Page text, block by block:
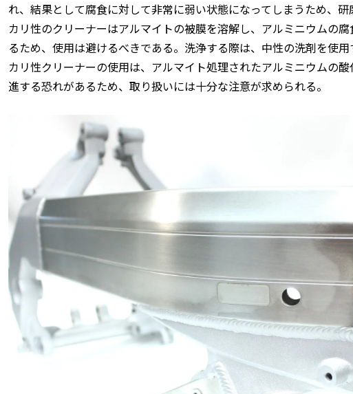
れ、結果として腐食に対して非常に弱い状態になってしまうため、
カリ性のクリーナーはアルマイトの被膜を溶解し、アルミニウムの
るため、使用は避けるべきである。洗浄する際は、中性の洗剤を使
カリ性クリーナーの使用は、アルマイト処理されたアルミニウムの
進する恐れがあるため、取り扱いには十分な注意が求められる。